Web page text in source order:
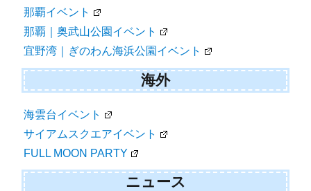
那覇イベント
那覇｜奥武山公園イベント
宜野湾｜ぎのわん海浜公園イベント
海外
海雲台イベント
サイアムスクエアイベント
FULL MOON PARTY
ニュース